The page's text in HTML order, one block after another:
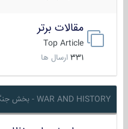
مقالات برتر
Top Article
331 ارسال ها
WAR AND HISTORY - بخش جنگ و تاریخ